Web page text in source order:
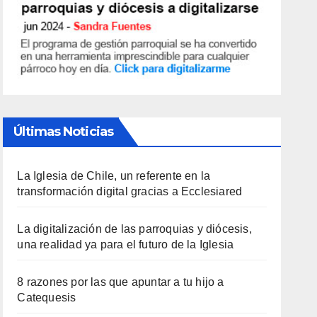
Últimas Noticias
La Iglesia de Chile, un referente en la
transformación digital gracias a Ecclesiared
La digitalización de las parroquias y diócesis,
una realidad ya para el futuro de la Iglesia
8 razones por las que apuntar a tu hijo a
Catequesis